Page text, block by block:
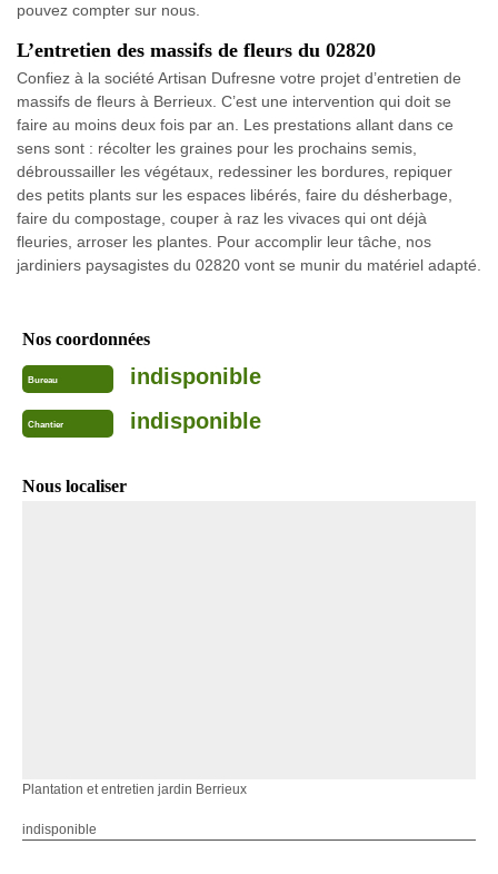
pouvez compter sur nous.
L’entretien des massifs de fleurs du 02820
Confiez à la société Artisan Dufresne votre projet d’entretien de
massifs de fleurs à Berrieux. C’est une intervention qui doit se
faire au moins deux fois par an. Les prestations allant dans ce
sens sont : récolter les graines pour les prochains semis,
débroussailler les végétaux, redessiner les bordures, repiquer
des petits plants sur les espaces libérés, faire du désherbage,
faire du compostage, couper à raz les vivaces qui ont déjà
fleuries, arroser les plantes. Pour accomplir leur tâche, nos
jardiniers paysagistes du 02820 vont se munir du matériel adapté.
Nos coordonnées
Bureau indisponible
Chantier indisponible
Nous localiser
Plantation et entretien jardin Berrieux
indisponible